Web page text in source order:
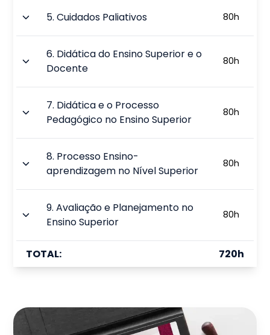
5.Cuidados Paliativos 80h
6. Didática do Ensino Superior e o
Docente
80h
7. Didática e o Processo
Pedagógico no Ensino Superior
80h
8. Processo Ensino-
aprendizagem no Nível Superior
80h
9.Avaliação e Planejamento no
Ensino Superior
80h
TOTAL: 720h